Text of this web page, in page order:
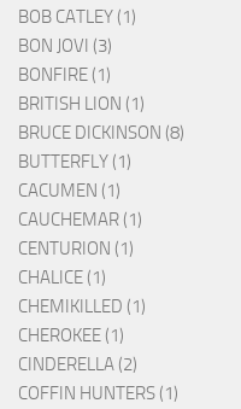
BOB CATLEY (1)
BON JOVI (3)
BONFIRE (1)
BRITISH LION (1)
BRUCE DICKINSON (8)
BUTTERFLY (1)
CACUMEN (1)
CAUCHEMAR (1)
CENTURION (1)
CHALICE (1)
CHEMIKILLED (1)
CHEROKEE (1)
CINDERELLA (2)
COFFIN HUNTERS (1)